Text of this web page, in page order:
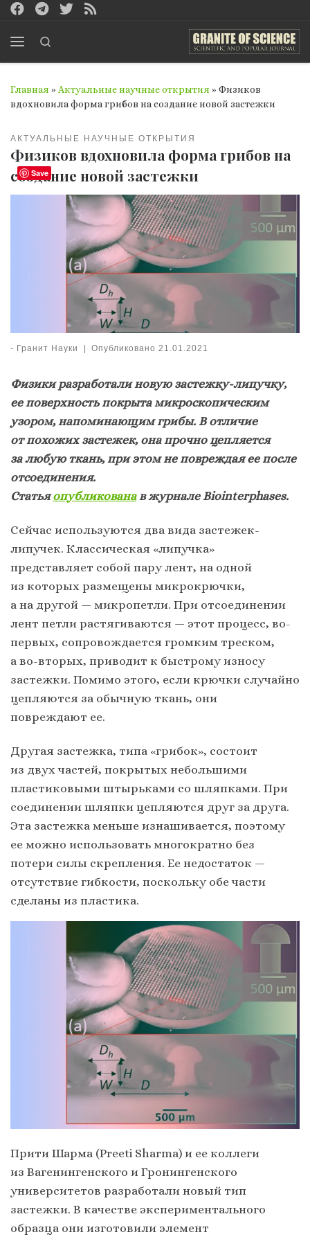
Перейти к содержимому
Главная » Актуальные научные открытия » Физиков
вдохновила форма грибов на создание новой застежки
АКТУАЛЬНЫЕ НАУЧНЫЕ ОТКРЫТИЯ
Физиков вдохновила форма грибов на
создание новой застежки
- Гранит Науки | Опубликовано 21.01.2021
Физики разработали новую застежку-липучку,
ее поверхность покрыта микроскопическим
узором, напоминающим грибы. В отличие
от похожих застежек, она прочно цепляется
за любую ткань, при этом не повреждая ее после
отсоединения.
Статьяопубликованав журнале Biointerphases.
Сейчас используются два вида застежек-
липучек. Классическая «липучка»
представляет собой пару лент, на одной
из которых размещены микрокрючки,
а на другой — микропетли. При отсоединении
лент петли растягиваются — этот процесс, во-
первых, сопровождается громким треском,
а во-вторых, приводит к быстрому износу
застежки. Помимо этого, если крючки случайно
цепляются за обычную ткань, они
повреждают ее.
Другая застежка, типа «грибок», состоит
из двух частей, покрытых небольшими
пластиковыми штырьками со шляпками. При
соединении шляпки цепляются друг за друга.
Эта застежка меньше изнашивается, поэтому
ее можно использовать многократно без
потери силы скрепления. Ее недостаток —
отсутствие гибкости, поскольку обе части
сделаны из пластика.
Прити Шарма (Preeti Sharma) и ее коллеги
из Вагенингенского и Гронингенского
университетов разработали новый тип
застежки. В качестве экспериментального
образца они изготовили элемент
Save